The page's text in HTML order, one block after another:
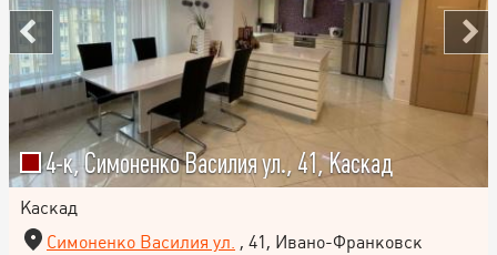
4-к, Симоненко Василия ул., 41, Каскад
Каскад
Симоненко Василия ул. , 41, Ивано-Франковск